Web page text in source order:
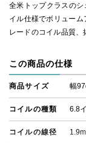
全米トップクラスの
イル仕様でボリュー
レードのコイル品質、
この商品の仕様
商品サイズ 幅
コイルの種類 6.8
コイルの線径